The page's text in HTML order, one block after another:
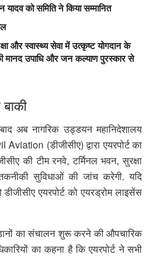
को समिति ने किया सम्मानित
और स्वास्थ्य सेवा में उत्कृष्ट योगदान के
मानद उपाधि और जन कल्याण पुरस्कार से
अब नागरिक उड्डयन महानिदेशालय
(डीजीसीए) द्वारा एयरपोर्ट का
की टीम रनवे, टर्मिनल भवन, सुरक्षा
सुविधाओं की जांच करेगी. यदि
एयरपोर्ट को एयरड्रोम लाइसेंस
का संचालन शुरू करने की औपचारिक
का कहना है कि एयरपोर्ट ने सभी